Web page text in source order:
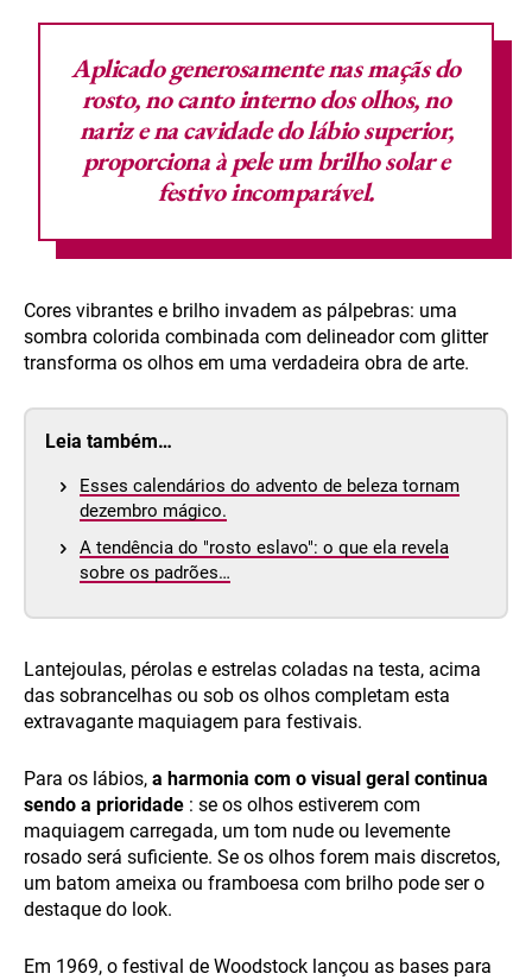
Aplicado generosamentenas maçãs do
rosto, no canto interno dos olhos, no
nariz e na cavidade do lábio superior,
proporciona à pele um brilho solar e
festivo incomparável.
Cores vibrantes e brilho invadem as pálpebras: uma
sombra colorida combinada com delineador com glitter
transforma os olhos em uma verdadeira obra de arte.
Leia também…
Esses calendários do advento de beleza tornam
dezembro mágico.
A tendência do "rosto eslavo": o que ela revela
sobre os padrões…
Lantejoulas, pérolas e estrelas coladas na testa, acima
das sobrancelhas ou sob os olhos completam esta
extravagante maquiagem para festivais.
Para os lábios, a harmonia com o visual geral continua
sendo a prioridade : se os olhos estiverem com
maquiagem carregada, um tom nude ou levemente
rosado será suficiente. Se os olhos forem mais discretos,
um batom ameixa ou framboesa com brilho pode ser o
destaque do look.
Em 1969, o festival de Woodstock lançou as bases para